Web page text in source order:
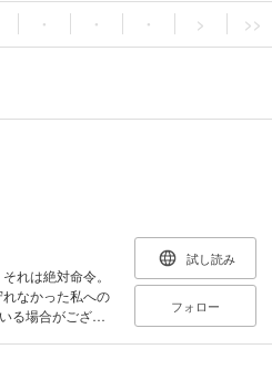
・ ・ ・ > >>
れは絶対命令。
なかった私への
試し読み
フォロー